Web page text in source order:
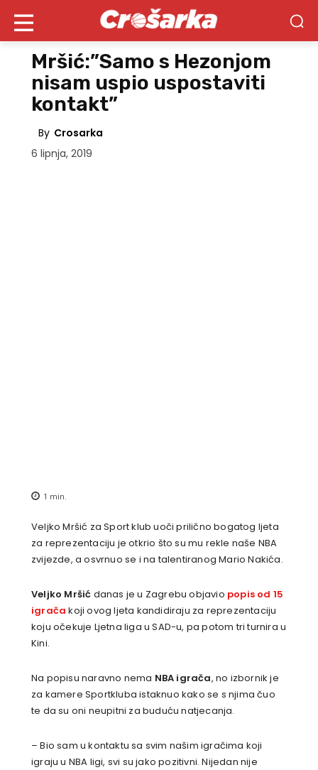
Mršić:”Samo s Hezonjom
nisam uspio uspostaviti
kontakt”
By Crosarka
6 lipnja, 2019
1 min.
Veljko Mršić za Sport klub uoči prilično bogatog ljeta
za reprezentaciju je otkrio što su mu rekle naše NBA
zvijezde, a osvrnuo se i na talentiranog Mario Nakića.
Veljko Mršić danas je u Zagrebu objavio popis od 15
igrača koji ovog ljeta kandidiraju za reprezentaciju
koju očekuje Ljetna liga u SAD-u, pa potom tri turnira u
Kini.
Na popisu naravno nema NBA igrača, no izbornik je
za kamere Sportkluba istaknuo kako se s njima čuo
te da su oni neupitni za buduću natjecanja.
– Bio sam u kontaktu sa svim našim igračima koji
igraju u NBA ligi, svi su jako pozitivni. Nijedan nije